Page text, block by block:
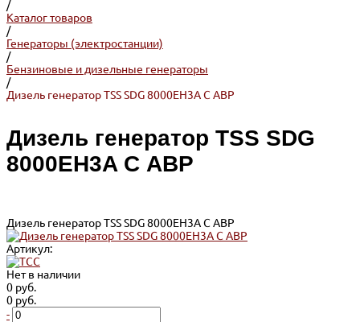
/
Каталог товаров
/
Генераторы (электростанции)
/
Бензиновые и дизельные генераторы
/
Дизель генератор TSS SDG 8000EH3A С АВР
Дизель генератор TSS SDG
8000EH3A С АВР
Дизель генератор TSS SDG 8000EH3A С АВР
Артикул:
Нет в наличии
0 руб.
0 руб.
-